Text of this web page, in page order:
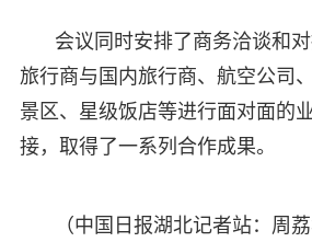
会议同时安排了商务洽谈和
旅行商与国内旅行商、航空公司
景区、星级饭店等进行面对面的
接，取得了一系列合作成果。
（中国日报湖北记者站：周荔